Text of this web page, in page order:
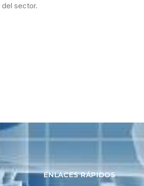
del sector.
ENLACES RÁPIDOS